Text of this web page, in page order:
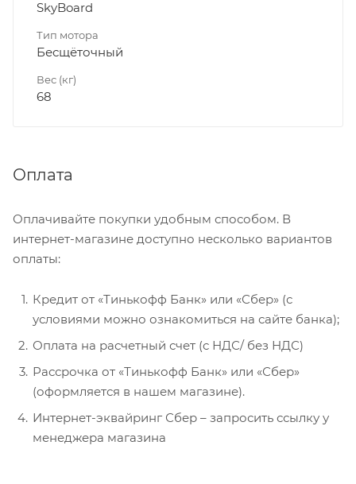
SkyBoard
Тип мотора
Бесщёточный
Вес (кг)
68
Оплата
Оплачивайте покупки удобным способом. В
интернет-магазине доступно несколько вариантов
оплаты:
Кредит от «Тинькофф Банк» или «Сбер» (с
условиями можно ознакомиться на сайте банка);
Оплата на расчетный счет (с НДС/ без НДС)
Рассрочка от «Тинькофф Банк» или «Сбер»
(оформляется в нашем магазине).
Интернет-эквайринг Сбер – запросить ссылку у
менеджера магазина